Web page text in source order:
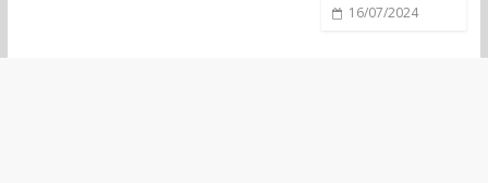
16/07/2024